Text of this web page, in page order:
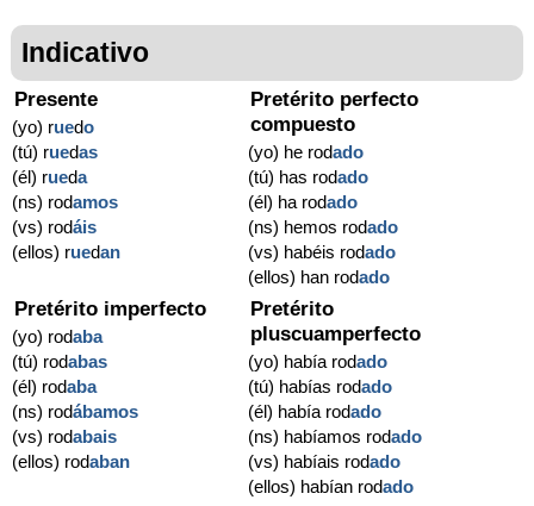
Indicativo
Presente
(yo) ruedo
(tú) ruedas
(él) rueda
(ns) rodamos
(vs) rodáis
(ellos) ruedan
Pretérito perfecto
compuesto
(yo) he rodado
(tú) has rodado
(él) ha rodado
(ns) hemos rodado
(vs) habéis rodado
(ellos) han rodado
Pretérito imperfecto
(yo) rodaba
(tú) rodabas
(él) rodaba
(ns) rodábamos
(vs) rodabais
(ellos) rodaban
Pretérito
pluscuamperfecto
(yo) había rodado
(tú) habías rodado
(él) había rodado
(ns) habíamos rodado
(vs) habíais rodado
(ellos) habían rodado